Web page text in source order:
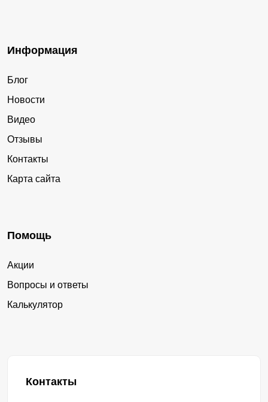
Информация
Блог
Новости
Видео
Отзывы
Контакты
Карта сайта
Помощь
Акции
Вопросы и ответы
Калькулятор
Контакты